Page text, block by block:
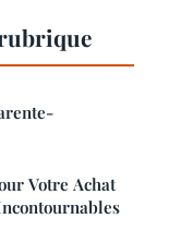
Votre Achat